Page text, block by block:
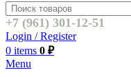
+7 (961) 301-12-51
Login / Register
0 items 0 ₽
Menu